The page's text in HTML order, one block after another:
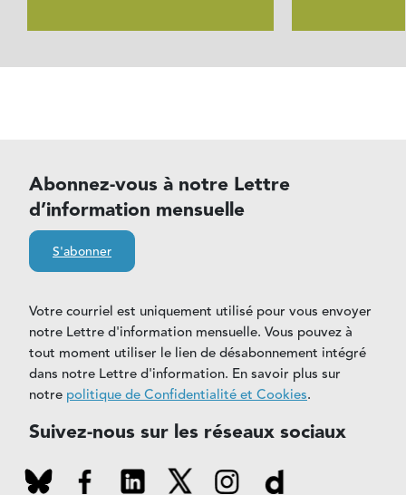
Abonnez-vous à notre Lettre
d’information mensuelle
S'abonner
Votre courriel est uniquement utilisé pour vous envoyer
notre Lettre d'information mensuelle. Vous pouvez à
tout moment utiliser le lien de désabonnement intégré
dans notre Lettre d'information. En savoir plus sur
notre politique de Confidentialité et Cookies.
Suivez-nous sur les réseaux sociaux